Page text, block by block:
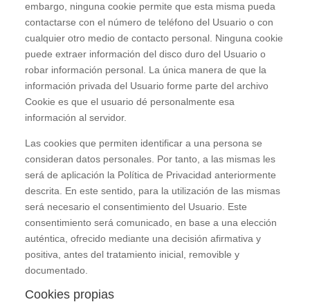
embargo, ninguna cookie permite que esta misma pueda
contactarse con el número de teléfono del Usuario o con
cualquier otro medio de contacto personal. Ninguna cookie
puede extraer información del disco duro del Usuario o
robar información personal. La única manera de que la
información privada del Usuario forme parte del archivo
Cookie es que el usuario dé personalmente esa
información al servidor.
Las cookies que permiten identificar a una persona se
consideran datos personales. Por tanto, a las mismas les
será de aplicación la Política de Privacidad anteriormente
descrita. En este sentido, para la utilización de las mismas
será necesario el consentimiento del Usuario. Este
consentimiento será comunicado, en base a una elección
auténtica, ofrecido mediante una decisión afirmativa y
positiva, antes del tratamiento inicial, removible y
documentado.
Cookies propias